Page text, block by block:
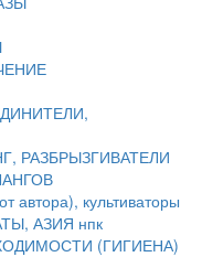
РАЗБРЫЗГИВАТЕЛИ
культиваторы
АЗИЯ нпк
(ГИГИЕНА)